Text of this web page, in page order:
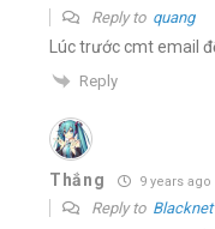
Reply to quang
Lúc trước cmt email
Reply
Thắng 9 years ago
Reply to Blacknet